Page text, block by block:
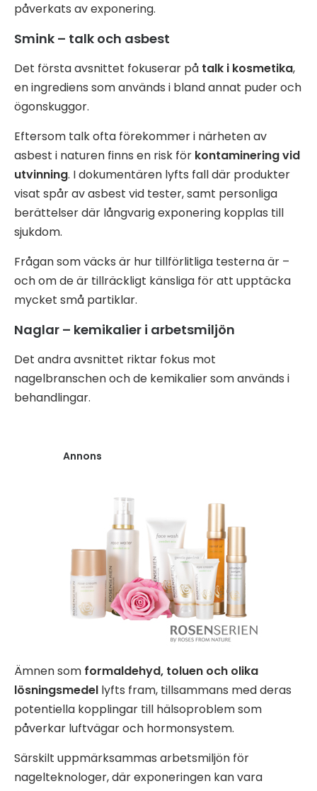
påverkats av exponering.
Smink – talk och asbest
Det första avsnittet fokuserar på talk i kosmetika,
en ingrediens som används i bland annat puder och
ögonskuggor.
Eftersom talk ofta förekommer i närheten av
asbest i naturen finns en risk för kontaminering vid
utvinning. I dokumentären lyfts fall där produkter
visat spår av asbest vid tester, samt personliga
berättelser där långvarig exponering kopplas till
sjukdom.
Frågan som väcks är hur tillförlitliga testerna är –
och om de är tillräckligt känsliga för att upptäcka
mycket små partiklar.
Naglar – kemikalier i arbetsmiljön
Det andra avsnittet riktar fokus mot
nagelbranschen och de kemikalier som används i
behandlingar.
Annons
Ämnen som formaldehyd, toluen och olika
lösningsmedel lyfts fram, tillsammans med deras
potentiella kopplingar till hälsoproblem som
påverkar luftvägar och hormonsystem.
Särskilt uppmärksammas arbetsmiljön för
nagelteknologer, där exponeringen kan vara